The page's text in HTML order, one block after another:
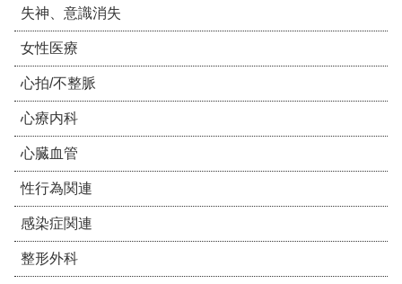
失神、意識消失
女性医療
心拍/不整脈
心療内科
心臓血管
性行為関連
感染症関連
整形外科